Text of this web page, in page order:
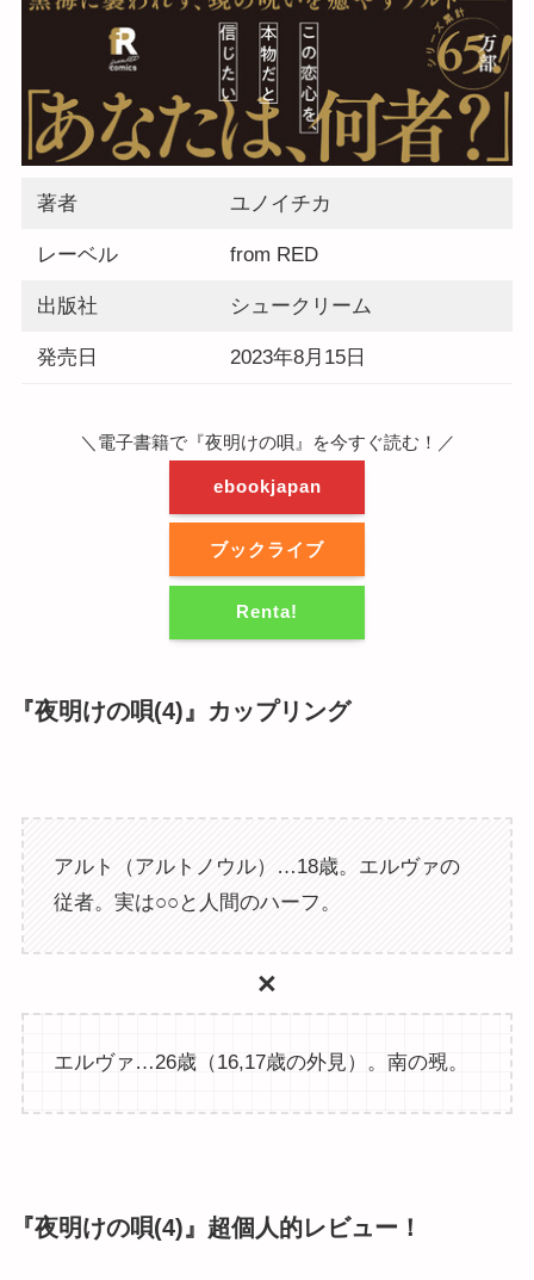
著者 ユノイチカ
レーベル from RED
出版社 シュークリーム
発売日 2023年8月15日
＼電子書籍で『夜明けの唄』を今すぐ読む！／
ebookjapan
ブックライブ
Renta!
『夜明けの唄(4)』カップリング
アルト（アルトノウル）…18歳。エルヴァの
従者。実は○○と人間のハーフ。
×
エルヴァ…26歳（16,17歳の外見）。南の覡。
『夜明けの唄(4)』超個人的レビュー！